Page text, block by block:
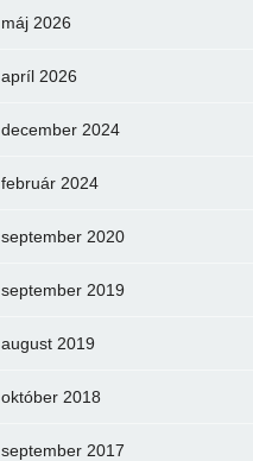
máj 2026
apríl 2026
december 2024
február 2024
september 2020
september 2019
august 2019
október 2018
september 2017